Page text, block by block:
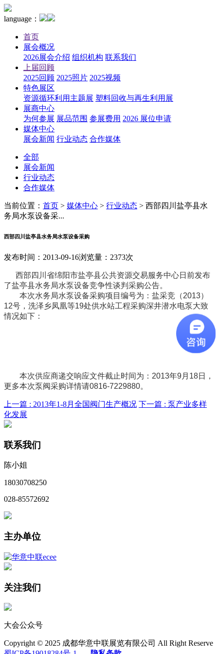
language：
首页
展会概况
2026展会介绍 组织机构 联系我们
上届回顾
2025回顾 2025照片 2025视频
特色展区
资源循环利用主题展 塑料回收与再生利用展
展商中心
为何参展 展品范围 参展费用 2026 展位申请
媒体中心
展会新闻 行业动态 合作媒体
全部
展会新闻
行业动态
合作媒体
当前位置： 首页 > 媒体中心 > 行业动态 > 西部四川盐亭县水
务局水泵设备采...
西部四川盐亭县水务局水泵设备采购
发布时间：2013-09-16浏览量：2373次
西部四川省绵阳市盐亭县公共资源交易服务中心日前发布
了盐亭县水务局水泵设备竞争性谈判采购公告。
本次水务局水泵设备采购项目编号为：盐采竞（2013）
12号，洗泽乡凤凰等19处供水站工程采购深井潜水电泵大致
情况如下：
本次供应商递交响应文件截止时间为：2013年9月18日，
更多本次泵阀采购详情请0816-7229880。
上一篇 : 2013年1-8月全国阀门生产概况 下一篇 : 泵产业多样
化发展
联系我们
陈小姐
18030708250
028-85572692
主办单位
关注我们
大会公众号
Copyright © 2025 成都华意中联展览有限公司 All Right Reserve